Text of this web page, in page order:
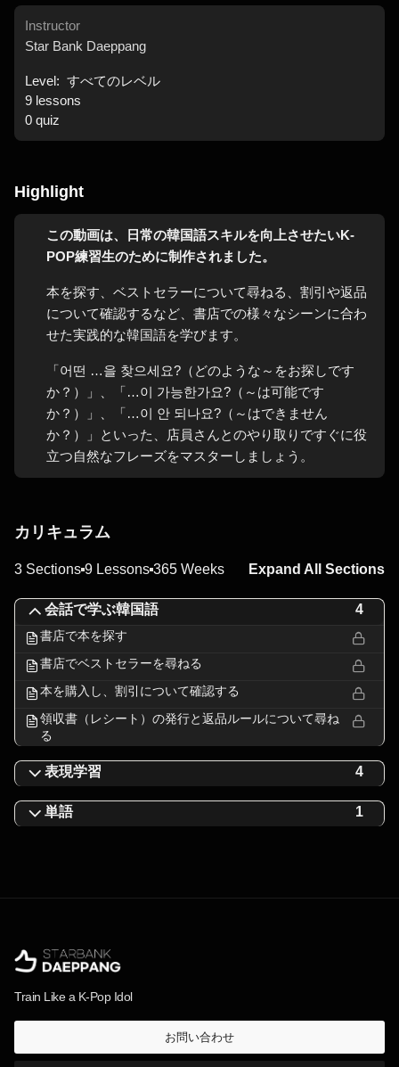
Highlight
この動画は、日常の韓国語スキルを向上させたいK-
POP練習生のために制作されました。
本を探す、ベストセラーについて尋ねる、割引や返品
について確認するなど、書店での様々なシーンに合わ
せた実践的な韓国語を学びます。
「어떤 …을 찾으세요?（どのような～をお探しです
か？）」、「…이 가능한가요?（～は可能です
か？）」、「…이 안 되나요?（～はできません
か？）」といった、店員さんとのやり取りですぐに役
立つ自然なフレーズをマスターしましょう。
カリキュラム
3 Sections 9 Lessons 365 Weeks Expand All Sections
会話で学ぶ韓国語 4
書店で本を探す
書店でベストセラーを尋ねる
本を購入し、割引について確認する
領収書（レシート）の発行と返品ルールについて尋ね
る
表現学習 4
単語 1
Instructor
Star Bank Daeppang
Level: すべてのレベル
9 lessons
0 quiz
Train Like a K-Pop Idol
お問い合わせ